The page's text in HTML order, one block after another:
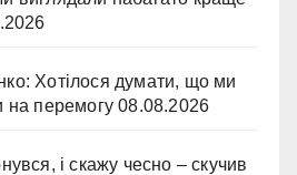
Хотілося думати, що ми
на перемогу 08.08.2026
і скажу чесно – скучив